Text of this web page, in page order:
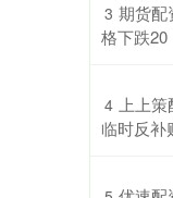
3 期货配
格下跌20
4 上上
临时反补